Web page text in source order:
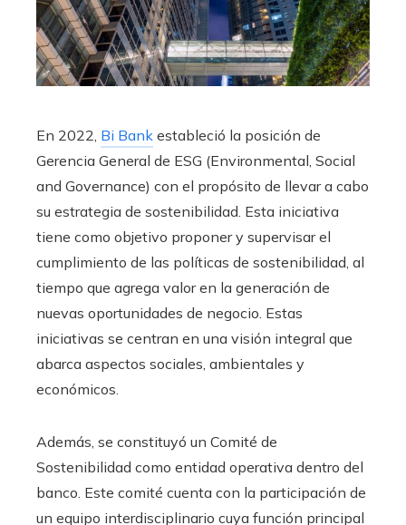
En 2022, Bi Bank estableció la posición de
Gerencia General de ESG (Environmental, Social
and Governance) con el propósito de llevar a cabo
su estrategia de sostenibilidad. Esta iniciativa
tiene como objetivo proponer y supervisar el
cumplimiento de las políticas de sostenibilidad, al
tiempo que agrega valor en la generación de
nuevas oportunidades de negocio. Estas
iniciativas se centran en una visión integral que
abarca aspectos sociales, ambientales y
económicos.
Además, se constituyó un Comité de
Sostenibilidad como entidad operativa dentro del
banco. Este comité cuenta con la participación de
un equipo interdisciplinario cuya función principal